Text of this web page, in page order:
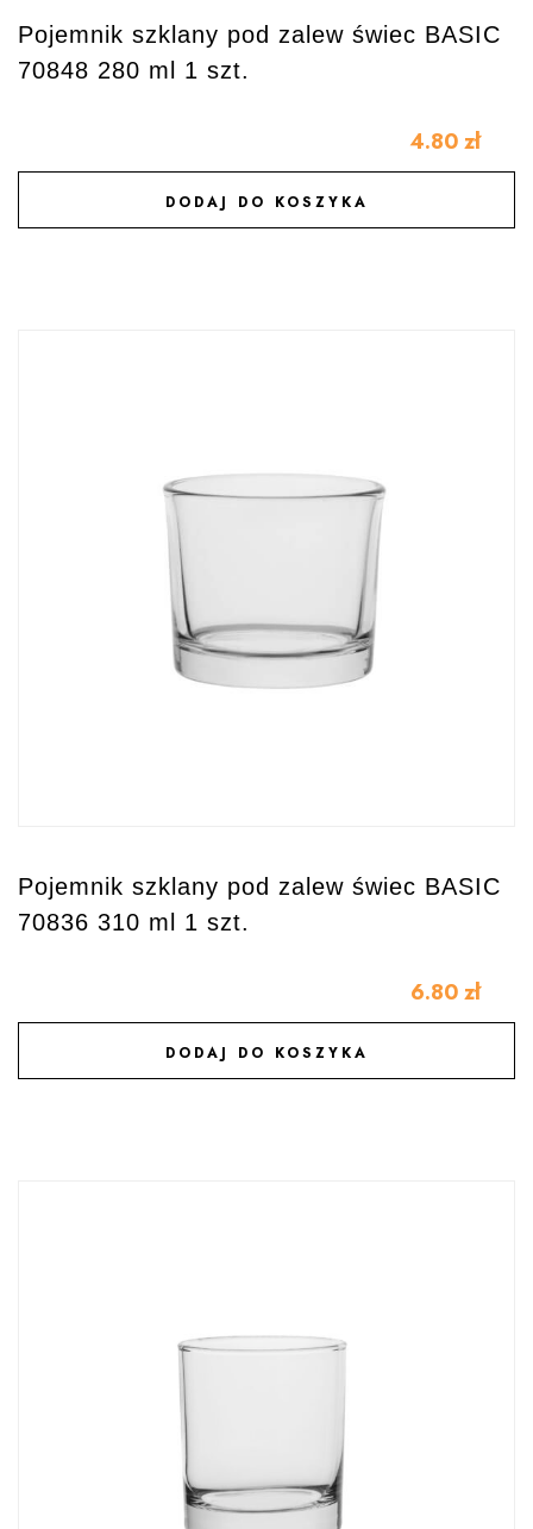
Pojemnik szklany pod zalew świec BASIC
70848 280 ml 1 szt.
4.80 zł
DODAJ DO KOSZYKA
DODAJ DO ULUBIONYCH
Pojemnik szklany pod zalew świec BASIC
70836 310 ml 1 szt.
6.80 zł
DODAJ DO KOSZYKA
DODAJ DO ULUBIONYCH